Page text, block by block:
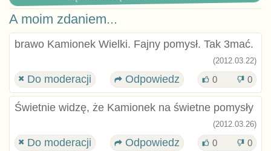
A moim zdaniem...
brawo Kamionek Wielki. Fajny pomysł. Tak 3mać.
(2012.03.22)
Do moderacji Odpowiedz 0 0
Świetnie widzę, że Kamionek na świetne pomysły
(2012.03.26)
Do moderacji Odpowiedz 0 0